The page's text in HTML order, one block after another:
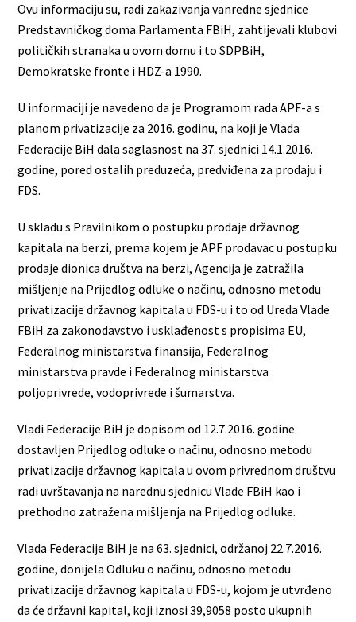
Ovu informaciju su, radi zakazivanja vanredne sjednice
Predstavničkog doma Parlamenta FBiH, zahtijevali klubovi
političkih stranaka u ovom domu i to SDPBiH,
Demokratske fronte i HDZ-a 1990.
U informaciji je navedeno da je Programom rada APF-a s
planom privatizacije za 2016. godinu, na koji je Vlada
Federacije BiH dala saglasnost na 37. sjednici 14.1.2016.
godine, pored ostalih preduzeća, predviđena za prodaju i
FDS.
U skladu s Pravilnikom o postupku prodaje državnog
kapitala na berzi, prema kojem je APF prodavac u postupku
prodaje dionica društva na berzi, Agencija je zatražila
mišljenje na Prijedlog odluke o načinu, odnosno metodu
privatizacije državnog kapitala u FDS-u i to od Ureda Vlade
FBiH za zakonodavstvo i usklađenost s propisima EU,
Federalnog ministarstva finansija, Federalnog
ministarstva pravde i Federalnog ministarstva
poljoprivrede, vodoprivrede i šumarstva.
Vladi Federacije BiH je dopisom od 12.7.2016. godine
dostavljen Prijedlog odluke o načinu, odnosno metodu
privatizacije državnog kapitala u ovom privrednom društvu
radi uvrštavanja na narednu sjednicu Vlade FBiH kao i
prethodno zatražena mišljenja na Prijedlog odluke.
Vlada Federacije BiH je na 63. sjednici, održanoj 22.7.2016.
godine, donijela Odluku o načinu, odnosno metodu
privatizacije državnog kapitala u FDS-u, kojom je utvrđeno
da će državni kapital, koji iznosi 39,9058 posto ukupnih